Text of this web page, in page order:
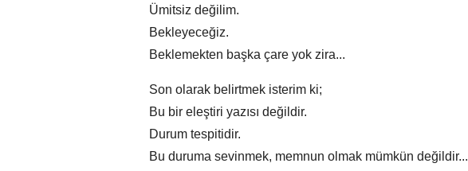
Ümitsiz değilim.
Bekleyeceğiz.
Beklemekten başka çare yok zira...
Son olarak belirtmek isterim ki;
Bu bir eleştiri yazısı değildir.
Durum tespitidir.
Bu duruma sevinmek, memnun olmak mümkün değildir...